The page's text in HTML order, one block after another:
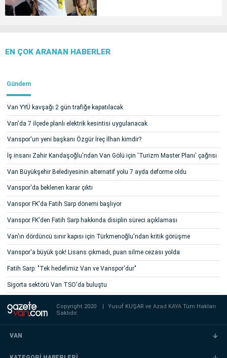
EN ÇOK ARANAN HABERLER
Gündem
Van YYÜ kavşağı 2 gün trafiğe kapatılacak
Van'da 7 ilçede planlı elektrik kesintisi uygulanacak
Vanspor'un yeni başkanı Özgür İreç İlhan kimdir?
İş insanı Zahir Kandaşoğlu'ndan Van Gölü için 'Turizm Master Planı' çağrısı
Van Büyükşehir Belediyesinin alternatif yolu 7 ayda deforme oldu
Vanspor'da beklenen karar çıktı
Vanspor FK'da Fatih Sarp dönemi başlıyor
Vanspor FK'den Fatih Sarp hakkında disiplin süreci açıklaması
Van'ın dördüncü sınır kapısı için Türkmenoğlu'ndan kritik görüşme
Vanspor'a büyük şok! Lisans çıkmadı, puan silme cezası yolda
Fatih Sarp: "Tek hedefimiz Van ve Vanspor'dur"
Sigorta sektörü Van TSO'da buluştu
Copyright 2020 Yusuf KUŞAR veAzad KAYATüm Hakları
Saklıdır.
VAN